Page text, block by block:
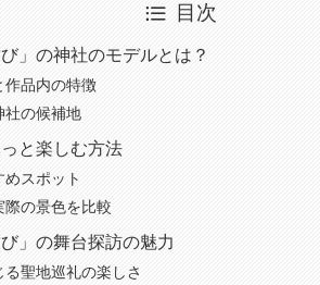
目次
」の神社のモデルとは？
作品内の特徴
社の候補地
と楽しむ方法
スポット
際の景色を比較
」の舞台探訪の魅力
聖地巡礼の楽しさ